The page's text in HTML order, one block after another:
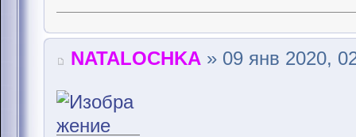
NATALOCHKA » 09 янв 2020,